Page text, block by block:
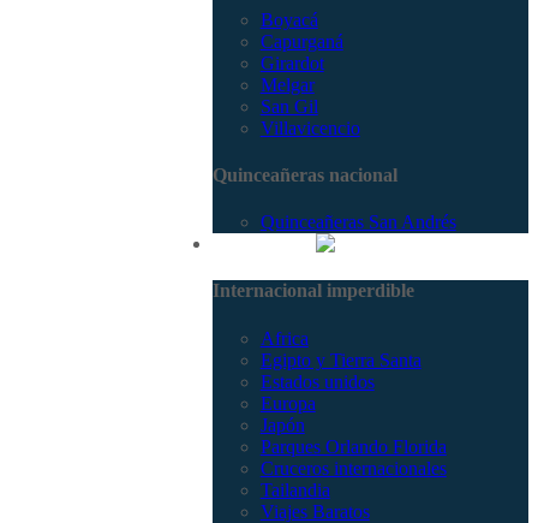
Boyacá
Capurganá
Girardot
Melgar
San Gil
Villavicencio
Quinceañeras nacional
Quinceañeras San Andrés
Internacional imperdible
Africa
Egipto y Tierra Santa
Estados unidos
Europa
Japón
Parques Orlando Florida
Cruceros internacionales
Tailandia
Viajes Baratos